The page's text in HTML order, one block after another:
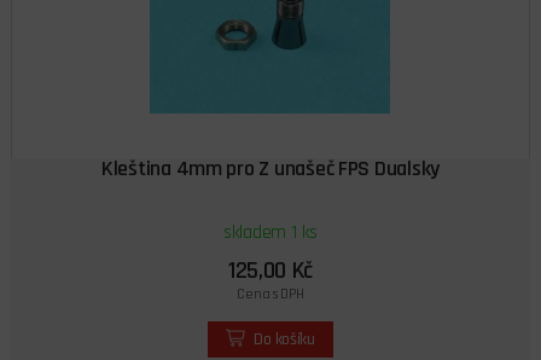
Kleština 4mm pro Z unašeč FPS Dualsky
skladem 1 ks
125,00 Kč
Cena s DPH
Do košíku